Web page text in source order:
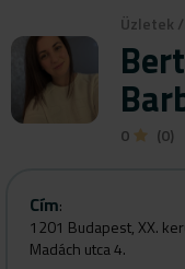
Üzletek /
0 (0)
Cím:
1201 Budapest, XX.
Madách utca 4.